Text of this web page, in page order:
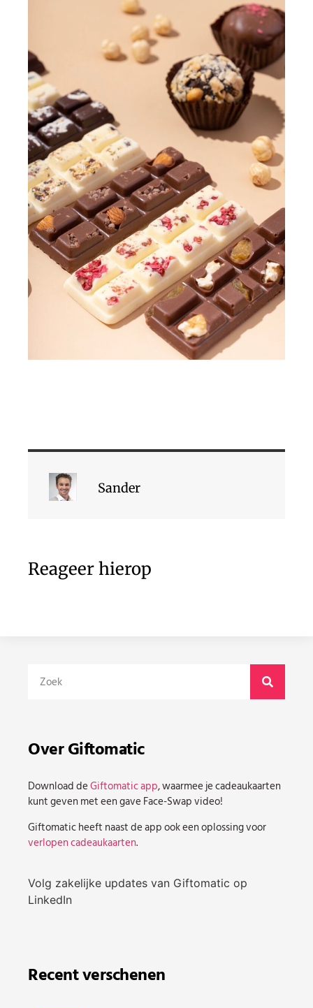
Sander
Reageer hierop
Over Giftomatic
Download deGiftomatic app, waarmee je cadeaukaarten
kunt geven met een gave Face-Swap video!
Giftomatic heeft naast de app ook een oplossing voor
verlopen cadeaukaarten.
Volg zakelijke updates van Giftomatic op
LinkedIn
Recent verschenen